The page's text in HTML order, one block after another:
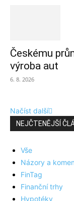
Českému
výroba aut
6. 8. 2026
Načíst další
NEJČTENĚJŠÍ
Vše
Názory a
FinTag
Finanční trhy
Hypotéky